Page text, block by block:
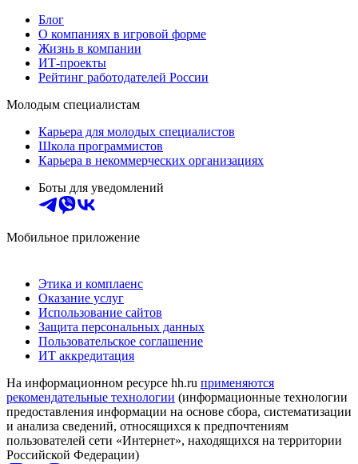
Блог
О компаниях в игровой форме
Жизнь в компании
ИТ-проекты
Рейтинг работодателей России
Молодым специалистам
Карьера для молодых специалистов
Школа программистов
Карьера в некоммерческих организациях
Боты для уведомлений
Мобильное приложение
Этика и комплаенс
Оказание услуг
Использование сайтов
Защита персональных данных
Пользовательское соглашение
ИТ аккредитация
На информационном ресурсе hh.ru применяются
рекомендательные технологии (информационные технологии
предоставления информации на основе сбора, систематизации
и анализа сведений, относящихся к предпочтениям
пользователей сети «Интернет», находящихся на территории
Российской Федерации)